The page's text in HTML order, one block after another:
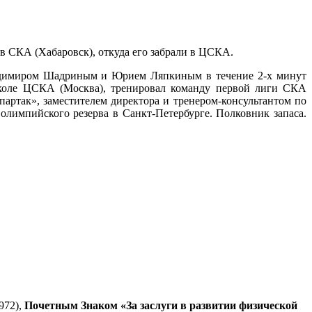
СКА (Хабаровск), откуда его забрали в ЦСКА.
Шадриным и Юрием Ляпкиным в течение 2-х минут
ЦСКА (Москва), тренировал команду первой лиги СКА
заместителем директора и тренером-консультантом по
резерва в Санкт-Петербурге. Полковник запаса.
Почетным Знаком «За заслуги в развитии физической